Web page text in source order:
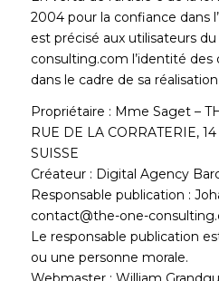
2004 pour la confiance dans
est précisé aux utilisateurs
consulting.com l’identité
dans le cadre de sa
Propriétaire : Mme Saget –
RUE DE LA CORRATERIE,
SUISSE
Créateur : Digital Agency
Responsable publication :
contact@the-one-
Le responsable publication
ou une personne morale.